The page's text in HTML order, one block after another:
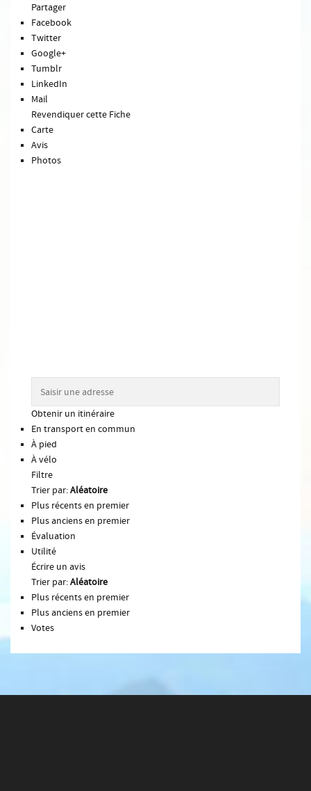
Partager
Facebook
Twitter
Google+
Tumblr
LinkedIn
Mail
Revendiquer cette Fiche
Carte
Avis
Photos
Obtenir un itinéraire
En transport en commun
À pied
À vélo
Filtre
Trier par:Aléatoire
Plus récents en premier
Plus anciens en premier
Évaluation
Utilité
Écrire un avis
Trier par:Aléatoire
Plus récents en premier
Plus anciens en premier
Votes